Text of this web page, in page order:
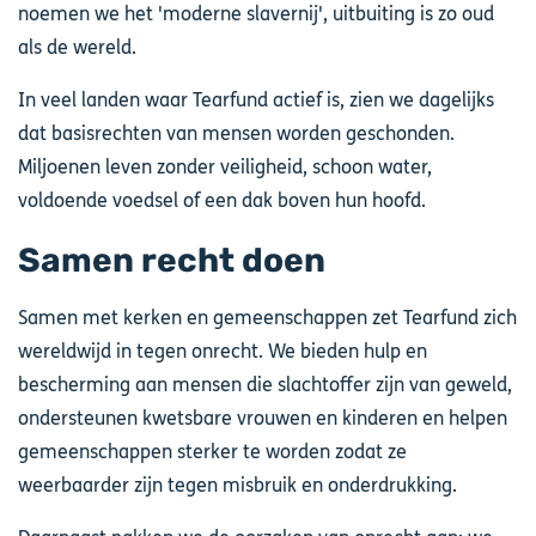
noemen we het 'moderne slavernij', uitbuiting is zo oud
als de wereld.
In veel landen waar Tearfund actief is, zien we dagelijks
dat basisrechten van mensen worden geschonden.
Miljoenen leven zonder veiligheid, schoon water,
voldoende voedsel of een dak boven hun hoofd.
Samen recht doen
Samen met kerken en gemeenschappen zet Tearfund zich
wereldwijd in tegen onrecht. We bieden hulp en
bescherming aan mensen die slachtoffer zijn van geweld,
ondersteunen kwetsbare vrouwen en kinderen en helpen
gemeenschappen sterker te worden zodat ze
weerbaarder zijn tegen misbruik en onderdrukking.